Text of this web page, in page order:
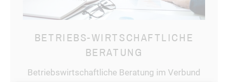
BETRIEBS-WIRTSCHAFTLICHE
BERATUNG
Betriebswirtschaftliche Beratung im Verbund